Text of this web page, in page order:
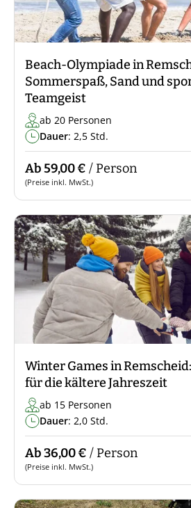
Beach-Olympiade in
Sommerspaß, Sand und
Teamgeist
ab 20 Personen
Dauer: 2,5 Std.
Ab 59,00 € / Person
(Preise inkl. MwSt.)
Winter Games in
für die kältere Jahreszeit
ab 15 Personen
Dauer: 2,0 Std.
Ab 36,00 € / Person
(Preise inkl. MwSt.)